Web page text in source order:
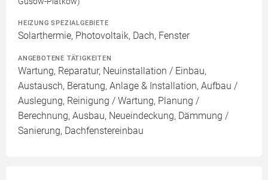
HEIZUNG SPEZIALGEBIETE
Solarthermie, Photovoltaik, Dach, Fenster
ANGEBOTENE TÄTIGKEITEN
Wartung, Reparatur, Neuinstallation / Einbau,
Austausch, Beratung, Anlage & Installation, Aufbau /
Auslegung, Reinigung / Wartung, Planung /
Berechnung, Ausbau, Neueindeckung, Dämmung /
Sanierung, Dachfenstereinbau